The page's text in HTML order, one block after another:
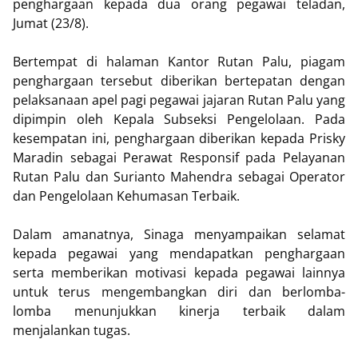
penghargaan kepada dua orang pegawai teladan,
Jumat (23/8).
Bertempat di halaman Kantor Rutan Palu, piagam
penghargaan tersebut diberikan bertepatan dengan
pelaksanaan apel pagi pegawai jajaran Rutan Palu yang
dipimpin oleh Kepala Subseksi Pengelolaan. Pada
kesempatan ini, penghargaan diberikan kepada Prisky
Maradin sebagai Perawat Responsif pada Pelayanan
Rutan Palu dan Surianto Mahendra sebagai Operator
dan Pengelolaan Kehumasan Terbaik.
Dalam amanatnya, Sinaga menyampaikan selamat
kepada pegawai yang mendapatkan penghargaan
serta memberikan motivasi kepada pegawai lainnya
untuk terus mengembangkan diri dan berlomba-
lomba menunjukkan kinerja terbaik dalam
menjalankan tugas.